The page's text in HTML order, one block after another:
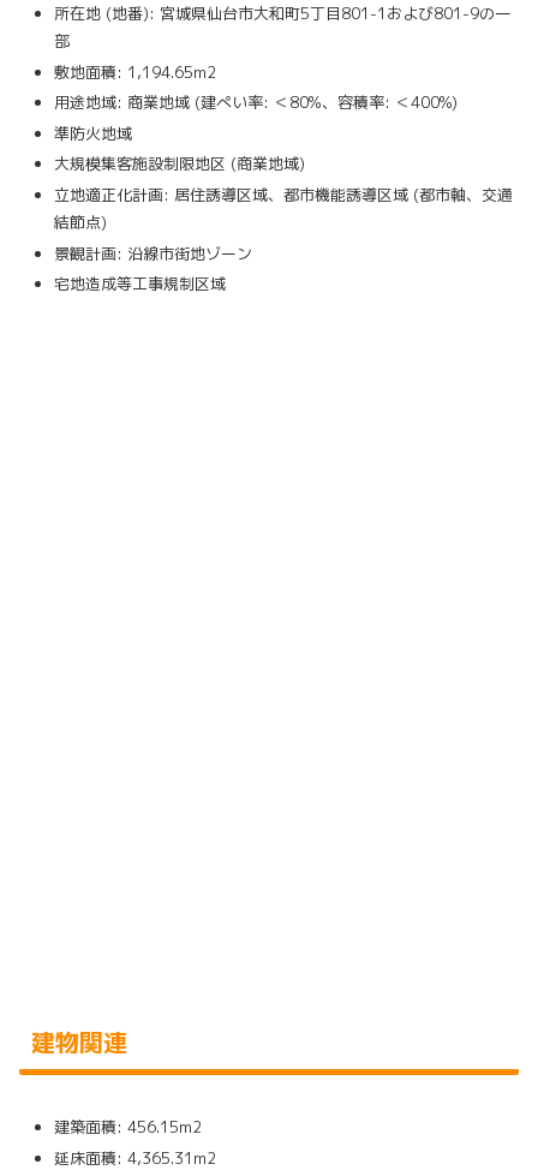
所在地 (地番): 宮城県仙台市大和町5丁目801-1および801-9の一
部
敷地面積: 1,194.65m2
用途地域: 商業地域 (建ぺい率: ＜80%、容積率: ＜400%)
準防火地域
大規模集客施設制限地区 (商業地域)
立地適正化計画: 居住誘導区域、都市機能誘導区域 (都市軸、交通
結節点)
景観計画: 沿線市街地ゾーン
宅地造成等工事規制区域
建物関連
建築面積: 456.15m2
延床面積: 4,365.31m2